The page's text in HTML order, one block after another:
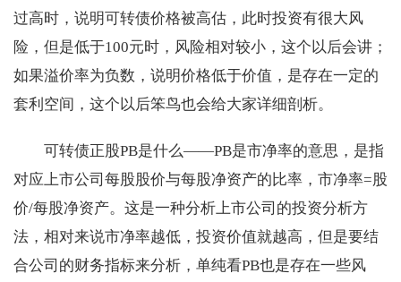
过高时，说明可转债价格被高估，此时投资有很大风
险，但是低于100元时，风险相对较小，这个以后会讲；
如果溢价率为负数，说明价格低于价值，是存在一定的
套利空间，这个以后笨鸟也会给大家详细剖析。
可转债正股PB是什么——PB是市净率的意思，是指
对应上市公司每股股价与每股净资产的比率，市净率=股
价/每股净资产。这是一种分析上市公司的投资分析方
法，相对来说市净率越低，投资价值就越高，但是要结
合公司的财务指标来分析，单纯看PB也是存在一些风